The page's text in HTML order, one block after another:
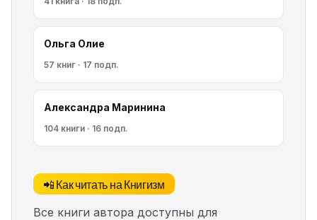
Ольга Олие
57 книг · 17 подп.
Александра Маринина
104 книги · 16 подп.
📲 Как читать на Книгизм
Все книги автора доступны для